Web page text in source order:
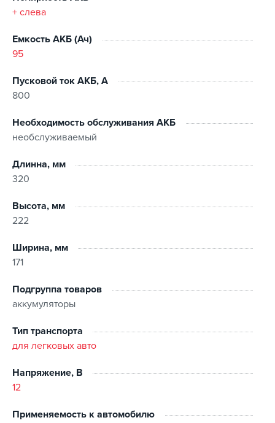
самопроизвольное возгорания, что существенно
Высокая пусковая мощность позволяет осуществить
холодный старт двигателя даже в экстремально
сильный мороз, в условиях неполного заряда.
Такой запас мощности будет огромным преимуществом
в условиях городской езды с частыми запусками
двигателя и короткими расстояниями между пунктами
+ слева
Емкость АКБ (Ач)
95
Пусковой ток АКБ, А
800
Необходимость обслуживания АКБ
необслуживаемый
Длинна, мм
320
Высота, мм
222
Ширина, мм
171
Подгруппа товаров
аккумуляторы
Тип транспорта
для легковых авто
Напряжение, В
12
Применяемость к автомобилю